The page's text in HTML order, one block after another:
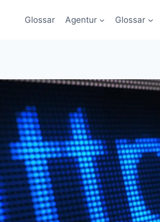
Glossar Agentur Glossar